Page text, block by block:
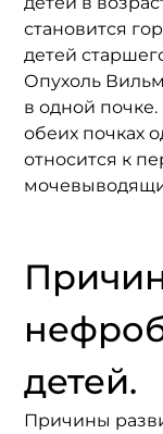
становится
детей
Опухоль
в одной
обеих почках
относится к
детей.
Причины